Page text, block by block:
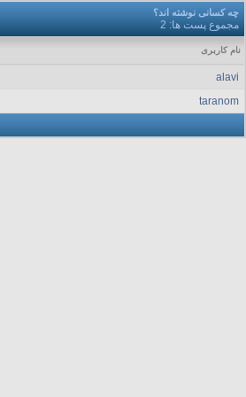
چه کسانی نوشته اند؟
مجموع پست ها: 2
نام کاربری
alavi
taranom